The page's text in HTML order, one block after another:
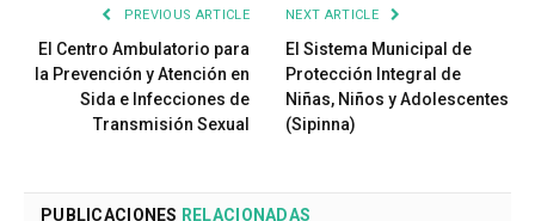
PREVIOUS ARTICLE
El Centro Ambulatorio para
la Prevención y Atención en
Sida e Infecciones de
Transmisión Sexual
NEXT ARTICLE
El Sistema Municipal de
Protección Integral de
Niñas, Niños y Adolescentes
(Sipinna)
PUBLICACIONES RELACIONADAS